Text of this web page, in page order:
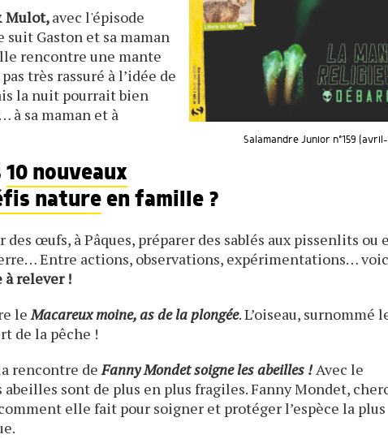
Salamandre Junior n°159 (avril-
Mulot,avec l'épisode
suit Gaston et sa maman
rencontre une mante
très rassuré à l’idée de
la nuit pourrait bien
à sa maman et à
10 nouveaux
nature en famille ?
œufs, à Pâques, préparer des sablés aux pissenlits ou
Entre actions, observations, expérimentations…
à relever !
leMacareux moine, as de la plongée. L’oiseau, surnommé
de la pêche !
rencontre deFanny Mondet soigne les abeilles !Avec le
sont de plus en plus fragiles. Fanny Mondet,
elle fait pour soigner et protéger l’espèce la plus